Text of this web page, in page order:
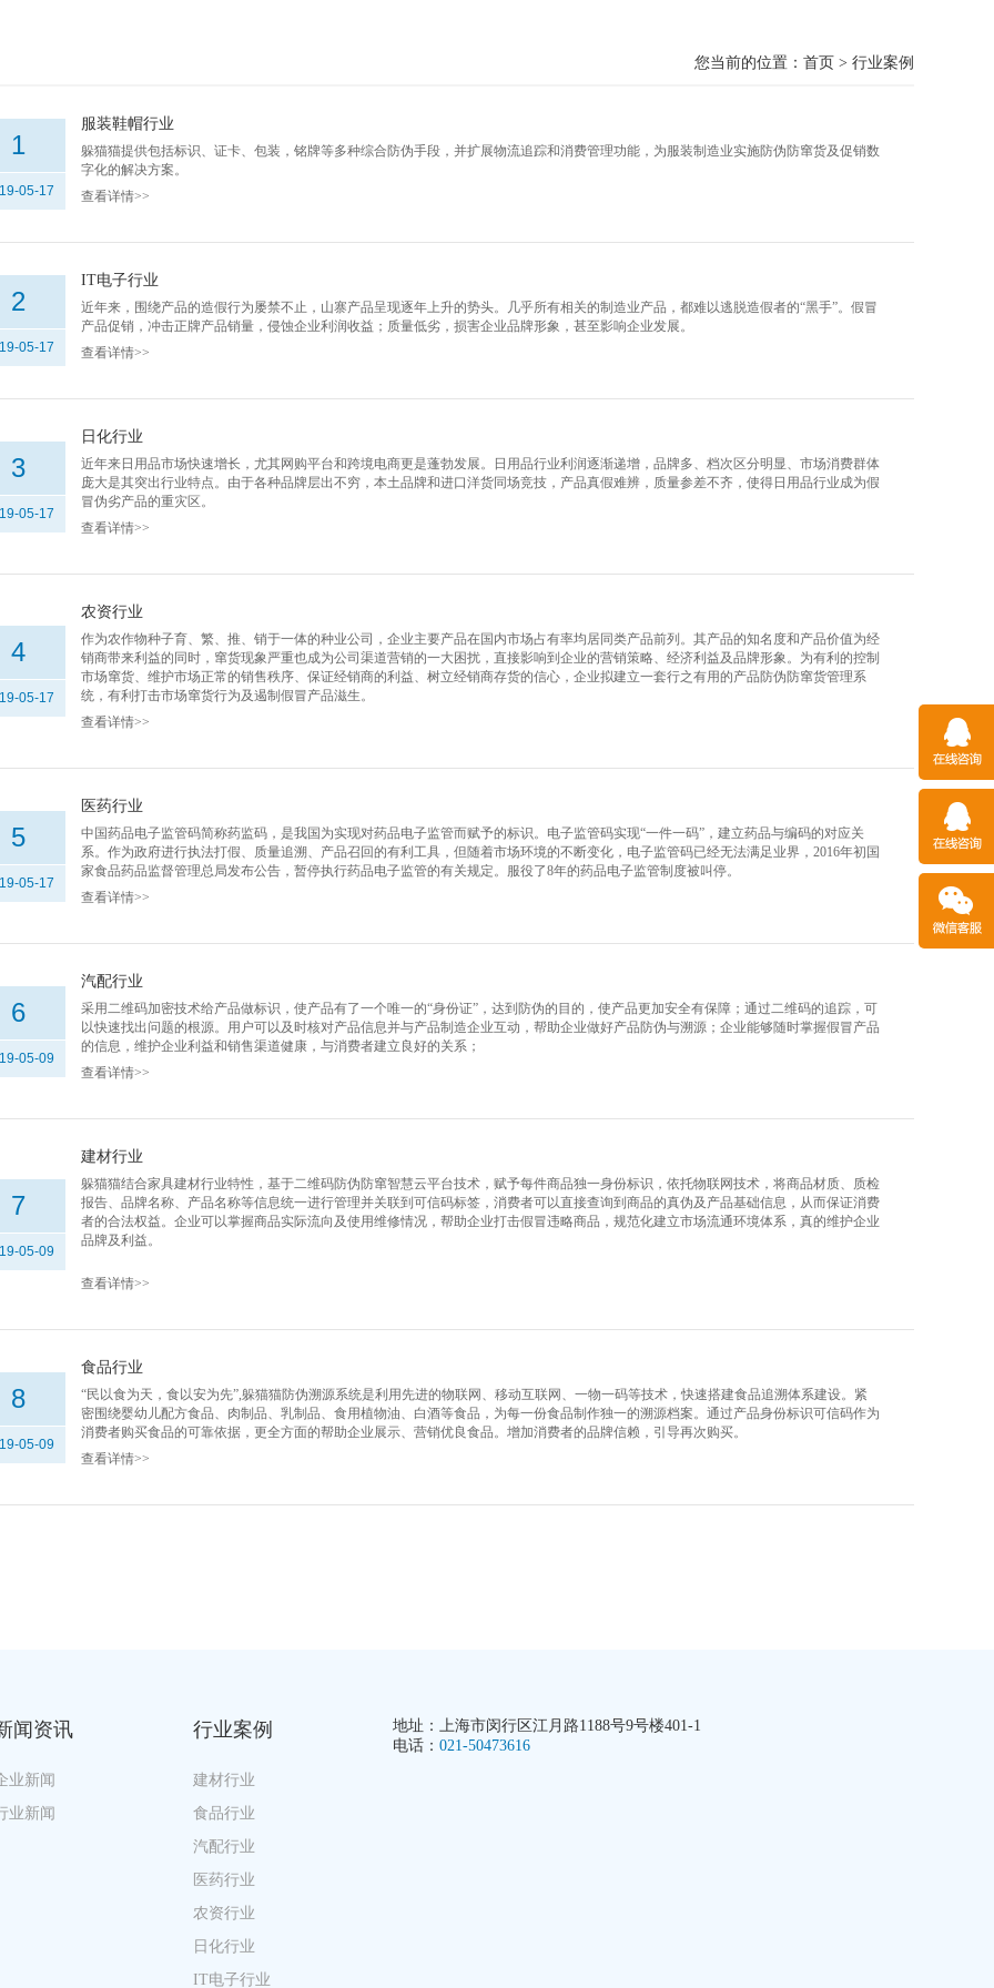
您当前的位置： 首页 > 行业案例
1
05-17
服装鞋帽行业
躲猫猫提供包括标识、证卡、包装，铭牌等多种综合防伪手段，并扩展物流追踪和消费管理功能，为服装制造业实施防伪防窜货及促销数
字化的解决方案。
查看详情>>
2
05-17
IT电子行业
近年来，围绕产品的造假行为屡禁不止，山寨产品呈现逐年上升的势头。几乎所有相关的制造业产品，都难以逃脱造假者的“黑手”。假冒
产品促销，冲击正牌产品销量，侵蚀企业利润收益；质量低劣，损害企业品牌形象，甚至影响企业发展。
查看详情>>
3
05-17
日化行业
近年来日用品市场快速增长，尤其网购平台和跨境电商更是蓬勃发展。日用品行业利润逐渐递增，品牌多、档次区分明显、市场消费群体
庞大是其突出行业特点。由于各种品牌层出不穷，本土品牌和进口洋货同场竞技，产品真假难辨，质量参差不齐，使得日用品行业成为假
冒伪劣产品的重灾区。
查看详情>>
4
05-17
农资行业
作为农作物种子育、繁、推、销于一体的种业公司，企业主要产品在国内市场占有率均居同类产品前列。其产品的知名度和产品价值为经
销商带来利益的同时，窜货现象严重也成为公司渠道营销的一大困扰，直接影响到企业的营销策略、经济利益及品牌形象。为有利的控制
市场窜货、维护市场正常的销售秩序、保证经销商的利益、树立经销商存货的信心，企业拟建立一套行之有用的产品防伪防窜货管理系
统，有利打击市场窜货行为及遏制假冒产品滋生。
查看详情>>
5
05-17
医药行业
中国药品电子监管码简称药监码，是我国为实现对药品电子监管而赋予的标识。电子监管码实现“一件一码”，建立药品与编码的对应关
系。作为政府进行执法打假、质量追溯、产品召回的有利工具，但随着市场环境的不断变化，电子监管码已经无法满足业界，2016年初国
家食品药品监督管理总局发布公告，暂停执行药品电子监管的有关规定。服役了8年的药品电子监管制度被叫停。
查看详情>>
6
05-09
汽配行业
采用二维码加密技术给产品做标识，使产品有了一个唯一的“身份证”，达到防伪的目的，使产品更加安全有保障；通过二维码的追踪，可
以快速找出问题的根源。用户可以及时核对产品信息并与产品制造企业互动，帮助企业做好产品防伪与溯源；企业能够随时掌握假冒产品
的信息，维护企业利益和销售渠道健康，与消费者建立良好的关系；
查看详情>>
7
05-09
建材行业
躲猫猫结合家具建材行业特性，基于二维码防伪防窜智慧云平台技术，赋予每件商品独一身份标识，依托物联网技术，将商品材质、质检
报告、品牌名称、产品名称等信息统一进行管理并关联到可信码标签，消费者可以直接查询到商品的真伪及产品基础信息，从而保证消费
者的合法权益。企业可以掌握商品实际流向及使用维修情况，帮助企业打击假冒违略商品，规范化建立市场流通环境体系，真的维护企业
品牌及利益。
查看详情>>
8
05-09
食品行业
“民以食为天，食以安为先”,躲猫猫防伪溯源系统是利用先进的物联网、移动互联网、一物一码等技术，快速搭建食品追溯体系建设。紧
密围绕婴幼儿配方食品、肉制品、乳制品、食用植物油、白酒等食品，为每一份食品制作独一的溯源档案。通过产品身份标识可信码作为
消费者购买食品的可靠依据，更全方面的帮助企业展示、营销优良食品。增加消费者的品牌信赖，引导再次购买。
查看详情>>
闻资讯
业新闻
业新闻
行业案例
建材行业
食品行业
汽配行业
医药行业
农资行业
日化行业
IT电子行业
地址：上海市闵行区江月路1188号9号楼401-1
电话： 021-50473616